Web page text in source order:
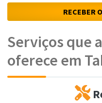
RECEBER
Serviços que
oferece em